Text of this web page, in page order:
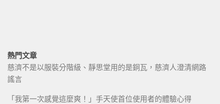
熱門文章
慈濟不是以服裝分階級、靜思堂用的是銅瓦，慈濟人澄清網路
謠言
「我第一次感覺這麼爽！」手天使首位使用者的體驗心得